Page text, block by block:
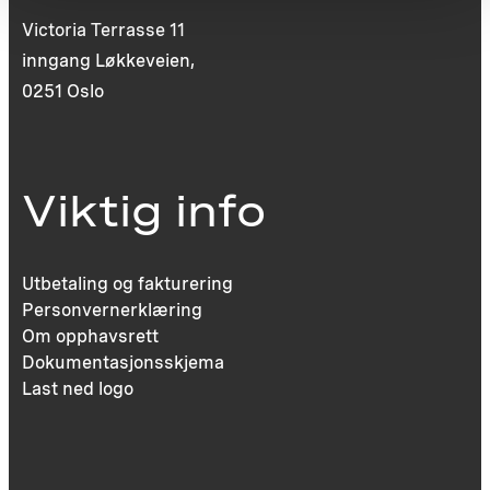
Victoria Terrasse 11
inngang Løkkeveien,
0251 Oslo
Viktig info
Utbetaling og fakturering
Personvernerklæring
Om opphavsrett
Dokumentasjonsskjema
Last ned logo